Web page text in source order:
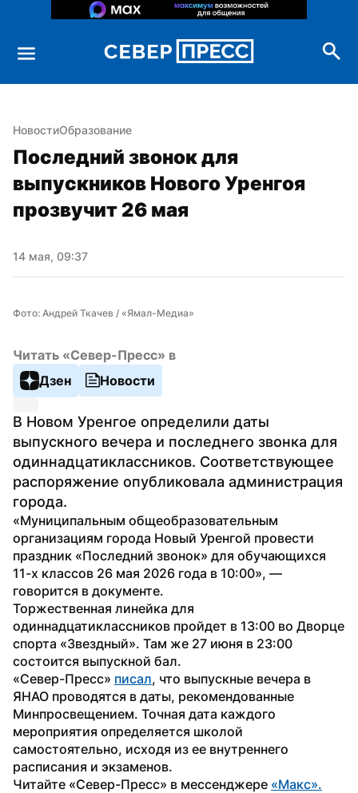
НовостиОбразование
Последний звонок для
выпускников Нового Уренгоя
прозвучит 26 мая
14 мая, 09:37
Фото: Андрей Ткачев / «Ямал-Медиа»
Читать «Север-Пресс» в
Дзен
Новости
В Новом Уренгое определили даты
выпускного вечера и последнего звонка для
одиннадцатиклассников. Соответствующее
распоряжение опубликовала администрация
города.
«Муниципальным общеобразовательным
организациям города Новый Уренгой провести
праздник «Последний звонок» для обучающихся
11-х классов 26 мая 2026 года в 10:00», —
говорится в документе.
Торжественная линейка для
одиннадцатиклассников пройдет в 13:00 во Дворце
спорта «Звездный». Там же 27 июня в 23:00
состоится выпускной бал.
«Север-Пресс» писал, что выпускные вечера в
ЯНАО проводятся в даты, рекомендованные
Минпросвещением. Точная дата каждого
мероприятия определяется школой
самостоятельно, исходя из ее внутреннего
расписания и экзаменов.
Читайте «Север-Пресс» в мессенджере «Макс».